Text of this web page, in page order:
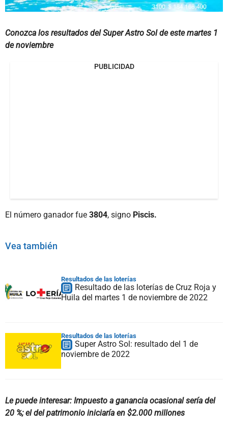
Conozca los resultados del Super Astro Sol de este martes 1
de noviembre
PUBLICIDAD
El número ganador fue 3804, signo Piscis.
Vea también
Resultados de las loterías
Resultado de las loterías de Cruz Roja y
Huila del martes 1 de noviembre de 2022
Resultados de las loterías
Super Astro Sol: resultado del 1 de
noviembre de 2022
Le puede interesar: Impuesto a ganancia ocasional sería del
20 %; el del patrimonio iniciaría en $2.000 millones